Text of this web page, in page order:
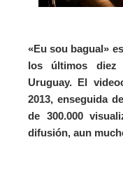
«Eu sou bagual»
los últimos
Uruguay. El
2013, enseguida
de 300.000
difusión, aun